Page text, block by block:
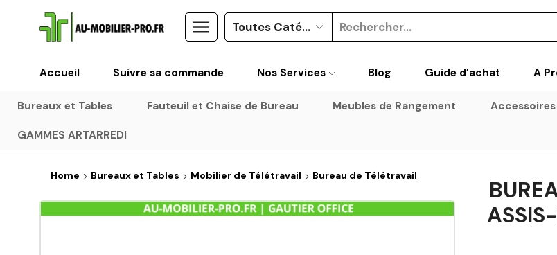
Accueil Suivre sa commande Nos Services Blog Guide d’achat A
Bureaux et Tables Fauteuil et Chaise de Bureau Meubles de Rangement Accessoires
GAMMES ARTARREDI
Home Bureaux et Tables Mobilier de Télétravail Bureau de Télétravail